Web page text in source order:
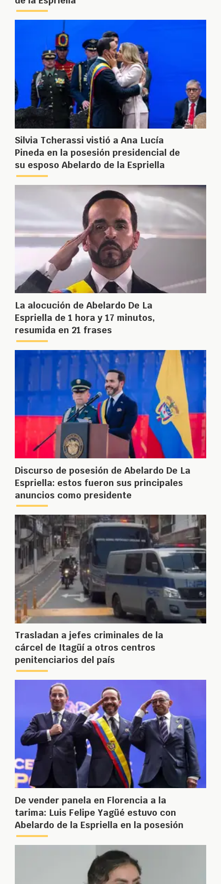
Silvia Tcherassi vistió a Ana Lucía
Pineda en la posesión presidencial de
su esposo Abelardo de la Espriella
La alocución de Abelardo De La
Espriella de 1 hora y 17 minutos,
resumida en 21 frases
Discurso de posesión de Abelardo De La
Espriella: estos fueron sus principales
anuncios como presidente
Trasladan a jefes criminales de la
cárcel de Itagüí a otros centros
penitenciarios del país
De vender panela en Florencia a la
tarima: Luis Felipe Yagüé estuvo con
Abelardo de la Espriella en la posesión